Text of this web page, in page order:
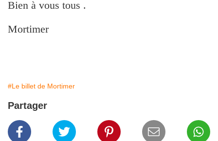
Bien à vous tous .
Mortimer
#Le billet de Mortimer
Partager